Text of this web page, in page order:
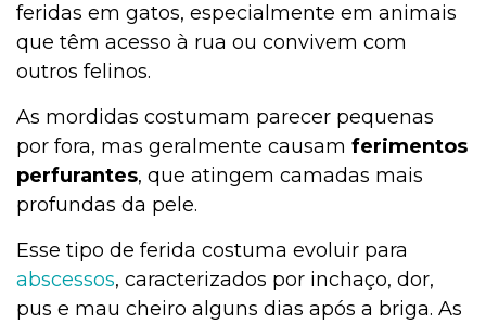
feridas em gatos, especialmente em animais
que têm acesso à rua ou convivem com
outros felinos.
As mordidas costumam parecer pequenas
por fora, mas geralmente causam ferimentos
perfurantes, que atingem camadas mais
profundas da pele.
Esse tipo de ferida costuma evoluir para
abscessos, caracterizados por inchaço, dor,
pus e mau cheiro alguns dias após a briga. As